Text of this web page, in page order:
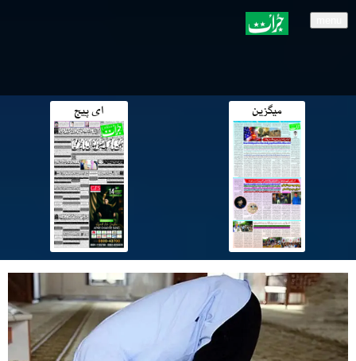
میگزین ای پیج